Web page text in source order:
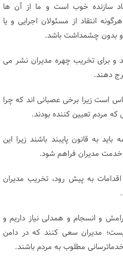
سازنده خوب است و ما از آن ها
انتقاد از مسئولان اجرایی و یا
و بدون چشمداشت باشد.
و برای تخریب چهره مدیران نشر می
دهند.
است زیرا برخی عصبانی اند که چرا
مردم تعیین کننده بودند.
به قانون پایبند باشند زیرا این
خدمت مدیران فراهم شود.
به پیش رود، تخریب مدیران
و انسجام و همدلی نیاز داریم و
مدیران سعی کنند که در دامن
مطلوب به مردم باشند.